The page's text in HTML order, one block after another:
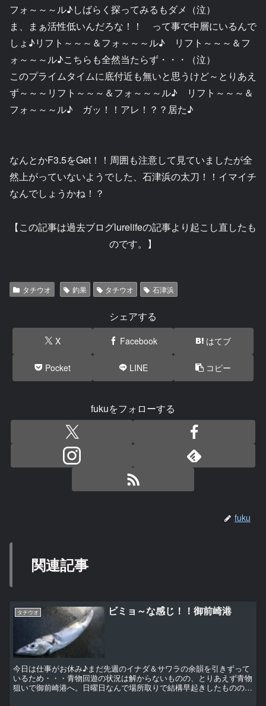
フォ～～～ル♪しばらく探ってみるもダメ（泣）
ま、まぁ活性低いんだろな！！ って事で中層にいるんで
しょ♪リフト～～～＆フォ～～～ル♪ リフト～～～＆フ
ォ～～～ル♪こちらも全然当たらず・・・（泣）
このプライムタイムに底付近も無いと思うけど～とりあえ
ず～～～リフト～～～＆フォ～～～ル♪ リフト～～～＆
フォ～～～ル♪ ガッ！！アレ！？？居た♪
なんとかF3.5をGet！！周囲も注意して見ていましたが全
然上がっていないようでした、石津浜の太刀！！イマイチ
なんでしょうかね！？
【この記事は過去ブログlurelifeの記事より起こし直したも
のです。】
タチウオ 釣果 タチウオ 石津浜
シェアする
X Facebook はてブ
Pocket LINE コピー
fukuをフォローする
fuku
関連記事
タチウオ ビミョ～な感じ！！御前崎港
今日は仕事がお休み♪まだ先週のイナダ＆サワラの余韻を引きずって
いるため・・・青物回遊の状況は解からないものの、とりあえず青物
狙いで御前崎港へ。日曜日なんで場所取りで結構早起きしたものの、